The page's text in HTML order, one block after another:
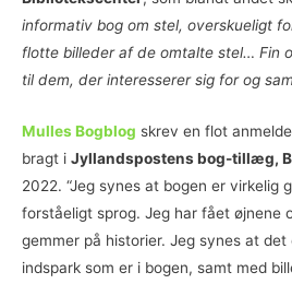
informativ bog om stel, overskueligt
flotte billeder af de omtalte stel… Fin
til dem, der interesserer sig for og
Mulles Bogblog skrev en flot
bragt i Jyllandspostens bog-tillæg,
2022. “Jeg synes at bogen er virkelig
forståeligt sprog. Jeg har fået øjnene
gemmer på historier. Jeg synes at
indspark som er i bogen, samt med